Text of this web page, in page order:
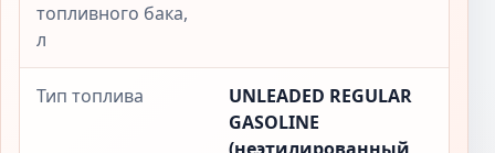
топливного бака,
л
Тип топлива
UNLEADED REGULAR
GASOLINE